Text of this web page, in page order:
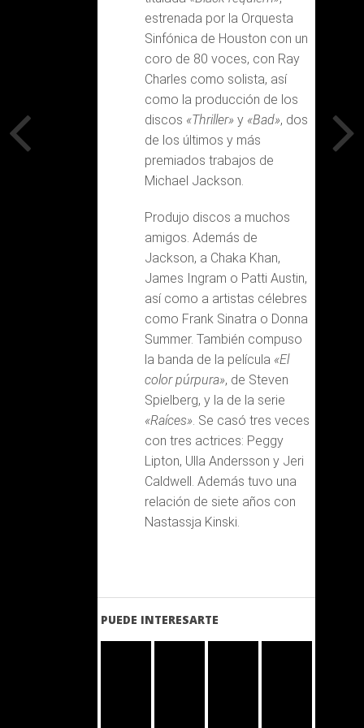
estrenada por la Orquesta
Sinfónica de Houston con un
coro de 80 voces, con Ray
Charles como solista, así
como la producción de los
discos «Thriller»y «Bad», dos
de los últimos y más
premiados trabajos de
Michael Jackson.
Produjo discos a muchos
amigos. Además de
Jackson, a Chaka Khan,
James Ingram o Patti Austin,
así como a artistas célebres
como Frank Sinatra o Donna
Summer. También compuso
la banda de la película «El
color púrpura», de Steven
Spielberg, y la de la serie
«Raíces». Se casó tres veces
con tres actrices: Peggy
Lipton, Ulla Andersson y Jeri
Caldwell. Además tuvo una
relación de siete años con
Nastassja Kinski.
PUEDE INTERESARTE